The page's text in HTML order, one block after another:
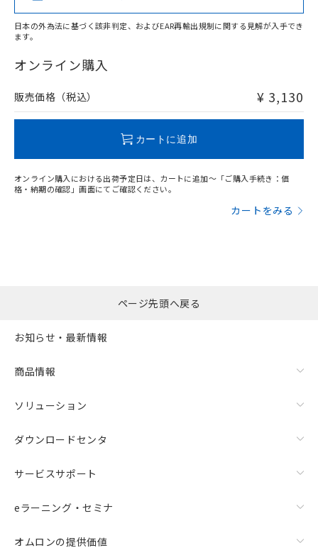
在庫等で未対応品が混在する可能性があります。
問い合わせください。
日本の外為法に基づく該非判定、およびEAR再輸出規制に関する見解が入手でき
ます。
オンライン購入
販売価格（税込） ¥ 3,130
カートに追加
オンライン購入における出荷予定日は、カートに追加～「ご購入手続き：価
格・納期の確認」画面にてご確認ください。
カートをみる
ページ先頭へ戻る
お知らせ・最新情報
商品情報
ソリューション
ダウンロードセンタ
サービスサポート
eラーニング・セミナ
オムロンの提供価値